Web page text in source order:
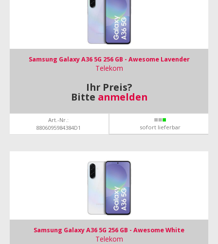
Samsung Galaxy A36 5G 256 GB - Awesome Lavender
Telekom
Ihr Preis?
Bitte anmelden
Art.-Nr.:
8806095984384D1
sofort lieferbar
Samsung Galaxy A36 5G 256 GB - Awesome White
Telekom